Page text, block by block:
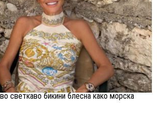
светкаво бикини блесна како морска